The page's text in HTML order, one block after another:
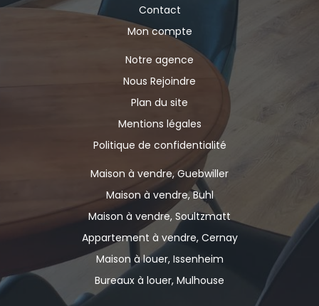
Contact
Mon compte
Notre agence
Nous Rejoindre
Plan du site
Mentions légales
Politique de confidentialité
Maison à vendre, Guebwiller
Maison à vendre, Buhl
Maison à vendre, Soultzmatt
Appartement à vendre, Cernay
Maison à louer, Issenheim
Bureaux à louer, Mulhouse